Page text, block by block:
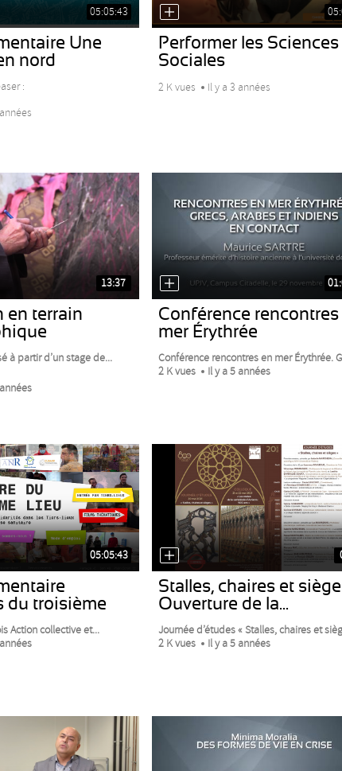
05:05:43
Une
nord
:
Performer les Sciences
Sociales
2 K vues Il y a 3 années
13:37
en terrain
à partir d’un stage de...
Conférence rencontres
mer Érythrée
Conférence rencontres en mer Érythrée.
2 K vues
Il y a 5 années
05:05:43
du troisième
Action collective et...
Stalles, chaires et
Ouverture de la...
Journée d’études « Stalles, chaires et
2 K vues
Il y a 5 années